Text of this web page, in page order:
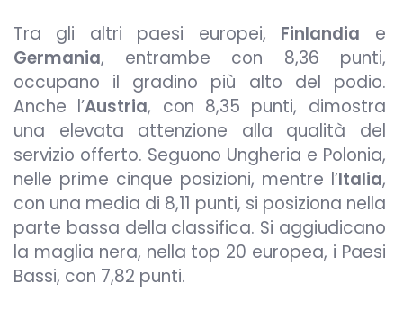
Tra gli altri paesi europei, Finlandia e
Germania, entrambe con 8,36 punti,
occupano il gradino più alto del podio.
Anche l’Austria, con 8,35 punti, dimostra
una elevata attenzione alla qualità del
servizio offerto. Seguono Ungheria e Polonia,
nelle prime cinque posizioni, mentre l’Italia,
con una media di 8,11 punti, si posiziona nella
parte bassa della classifica. Si aggiudicano
la maglia nera, nella top 20 europea, i Paesi
Bassi, con 7,82 punti.